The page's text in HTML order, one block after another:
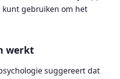
kunt gebruiken om het
werkt
suggereert dat